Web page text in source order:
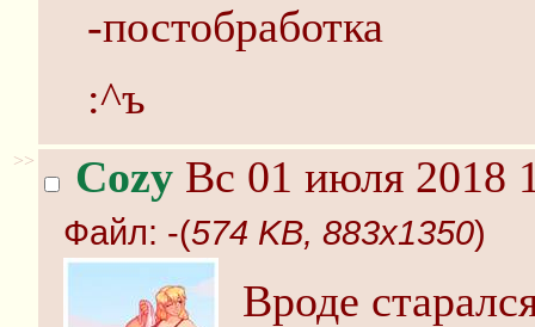
-постобработка
:^ъ
>> Cozy Вс 01 июля 2018
Файл: -(574 KB, 883x1350)
Вроде